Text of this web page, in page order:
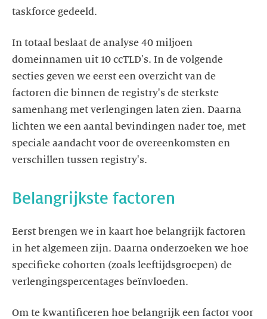
taskforce gedeeld.
In totaal beslaat de analyse 40 miljoen
domeinnamen uit 10 ccTLD's. In de volgende
secties geven we eerst een overzicht van de
factoren die binnen de registry's de sterkste
samenhang met verlengingen laten zien. Daarna
lichten we een aantal bevindingen nader toe, met
speciale aandacht voor de overeenkomsten en
verschillen tussen registry's.
Belangrijkste factoren
Eerst brengen we in kaart hoe belangrijk factoren
in het algemeen zijn. Daarna onderzoeken we hoe
specifieke cohorten (zoals leeftijdsgroepen) de
verlengingspercentages beïnvloeden.
Om te kwantificeren hoe belangrijk een factor voor